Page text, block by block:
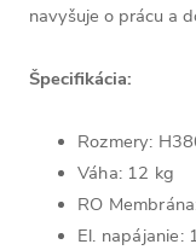
navyšuje o prácu a
Špecifikácia:
Rozmery:
Váha: 12 kg
RO
El. napájanie: